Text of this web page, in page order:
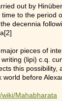
out by
to the period
decennia
pieces of
(lipi) c.q.
this
world before
Mahabharata